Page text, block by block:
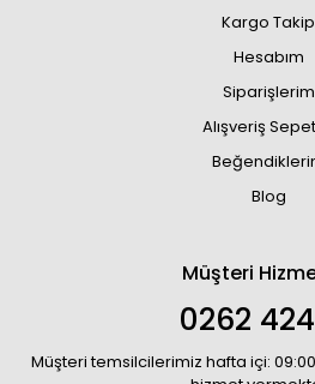
Kargo Takip
Hesabım
Siparişlerim
Alışveriş
Blog
Müşteri
0262
Müşteri temsilcilerimiz hafta içi: